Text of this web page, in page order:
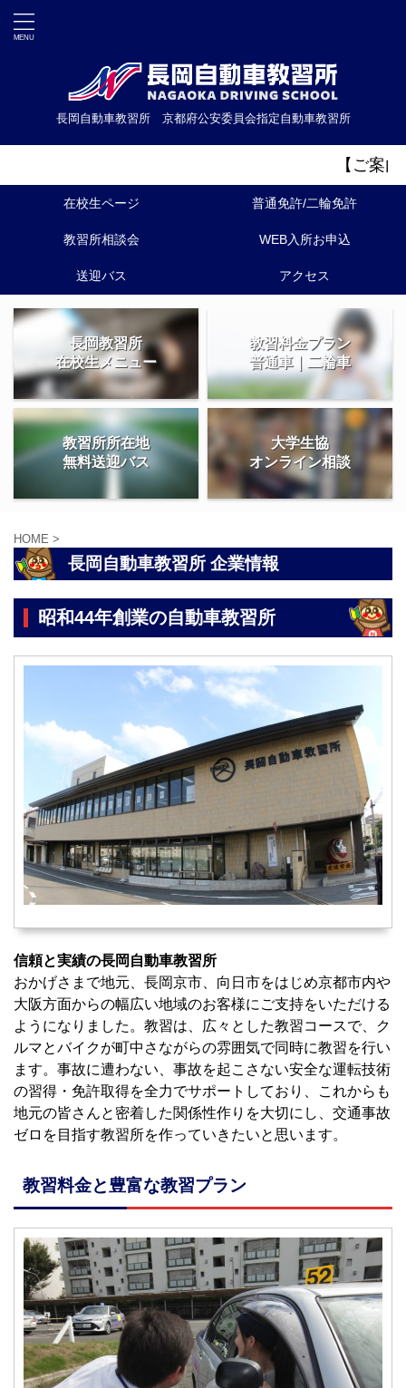
長岡自動車教習所 京都府公安委員会指定自動車教習所
【ご案内】
在校生ページ 普通免許/二輪免許
教習所相談会 WEB入所お申込
送迎バス アクセス
長岡教習所
在校生メニュー
教習料金プラン
普通車｜二輪車
教習所所在地
無料送迎バス
大学生協
オンライン相談
HOME >
長岡自動車教習所 企業情報
昭和44年創業の自動車教習所
信頼と実績の長岡自動車教習所
おかげさまで地元、長岡京市、向日市をはじめ京都市内や
大阪方面からの幅広い地域のお客様にご支持をいただける
ようになりました。教習は、広々とした教習コースで、ク
ルマとバイクが町中さながらの雰囲気で同時に教習を行い
ます。事故に遭わない、事故を起こさない安全な運転技術
の習得・免許取得を全力でサポートしており、これからも
地元の皆さんと密着した関係性作りを大切にし、交通事故
ゼロを目指す教習所を作っていきたいと思います。
教習料金と豊富な教習プラン